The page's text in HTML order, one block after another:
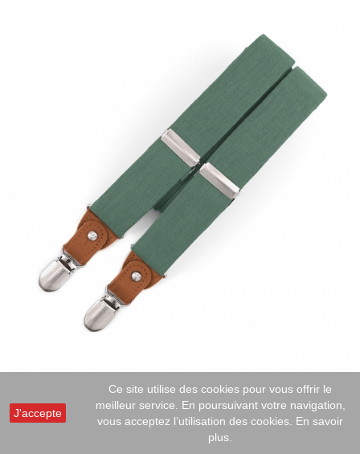
BRETELLES EN LIN FINE LINEN 30MM
VALLEY - BRETELLES EN...
J'accepte
Ce site utilise des cookies pour vous offrir le
meilleur service. En poursuivant votre navigation,
vous acceptez l’utilisation des cookies. En savoir
plus.